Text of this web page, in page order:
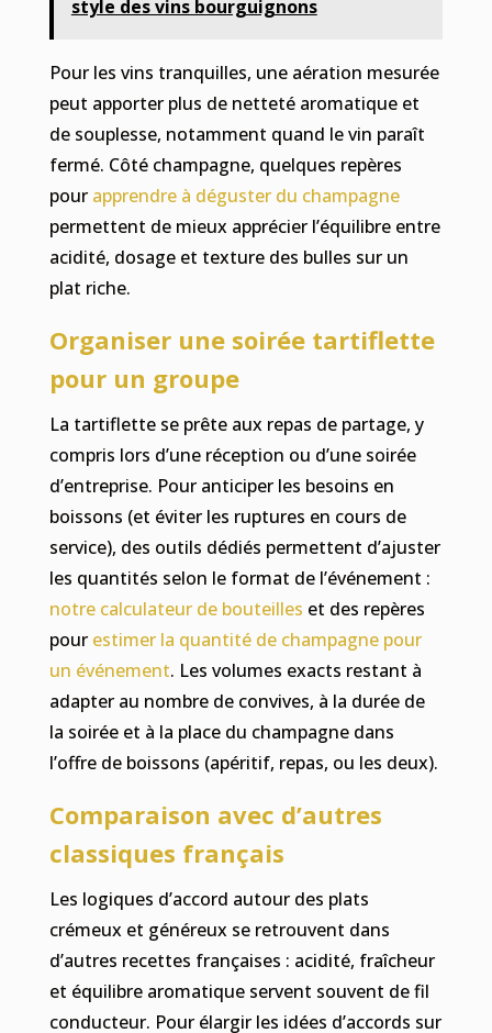
style des vins bourguignons
Pour les vins tranquilles, une aération mesurée
peut apporter plus de netteté aromatique et
de souplesse, notamment quand le vin paraît
fermé. Côté champagne, quelques repères
pour apprendre à déguster du champagne
permettent de mieux apprécier l’équilibre entre
acidité, dosage et texture des bulles sur un
plat riche.
Organiser une soirée tartiflette
pour un groupe
La tartiflette se prête aux repas de partage, y
compris lors d’une réception ou d’une soirée
d’entreprise. Pour anticiper les besoins en
boissons (et éviter les ruptures en cours de
service), des outils dédiés permettent d’ajuster
les quantités selon le format de l’événement :
notre calculateur de bouteilles et des repères
pour estimer la quantité de champagne pour
un événement. Les volumes exacts restant à
adapter au nombre de convives, à la durée de
la soirée et à la place du champagne dans
l’offre de boissons (apéritif, repas, ou les deux).
Comparaison avec d’autres
classiques français
Les logiques d’accord autour des plats
crémeux et généreux se retrouvent dans
d’autres recettes françaises : acidité, fraîcheur
et équilibre aromatique servent souvent de fil
conducteur. Pour élargir les idées d’accords sur